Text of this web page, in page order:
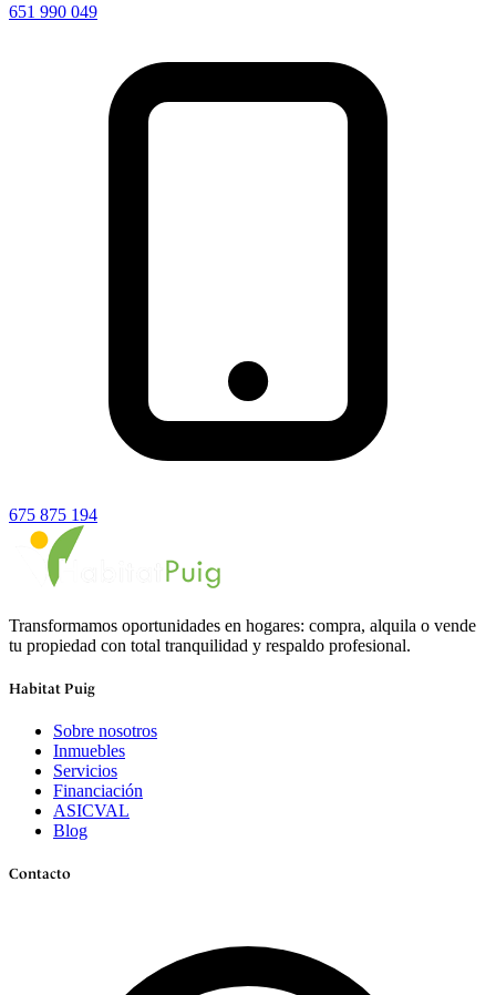
651 990 049
675 875 194
Transformamos oportunidades en hogares: compra, alquila o vende
tu propiedad con total tranquilidad y respaldo profesional.
Habitat Puig
Sobre nosotros
Inmuebles
Servicios
Financiación
ASICVAL
Blog
Contacto